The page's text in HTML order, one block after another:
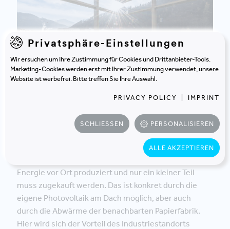
AUCH IM AUSSENBEREICH SETZEN SICH DIE OFFEN
HERZLICH WILLKOMMEN. © M.O.O.CON | FOTO: STUDIO
Darüber hinaus wird ein Großteil der benötigten
Energie vor Ort produziert und nur ein kleiner Teil
muss zugekauft werden. Das ist konkret durch die
eigene Photovoltaik am Dach möglich, aber auch
durch die Abwärme der benachbarten Papierfabrik.
Hier wird sich der Vorteil des Industriestandorts
Privatsphäre-Einstellungen
Wir ersuchen um Ihre Zustimmung für Cookies und Drittanbieter-Tools.
Marketing-Cookies werden erst mit Ihrer Zustimmung verwendet, unsere
Website ist werbefrei. Bitte treffen Sie Ihre Auswahl.
PRIVACY POLICY IMPRINT
SCHLIESSEN PERSONALISIEREN
ALLE AKZEPTIEREN